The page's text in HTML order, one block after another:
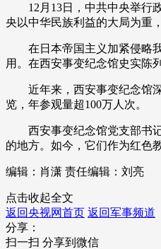
12月13日，中共中央举行政
央以中华民族利益的大局为重
在日本帝国主义加紧侵略我
用。在西安事变纪念馆史实陈
近年来，西安事变纪念馆深
览，年参观量超100万人次。
西安事变纪念馆党支部书记
的地方。如今，它们作为红色
编辑：肖潇 责任编辑：刘亮
点击收起全文
返回央视网首页 返回军事频道
分享：
扫一扫 分享到微信